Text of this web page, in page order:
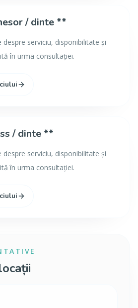
/ dinte **
serviciu, disponibilitate și
în urma consultației.
/ dinte **
serviciu, disponibilitate și
în urma consultației.